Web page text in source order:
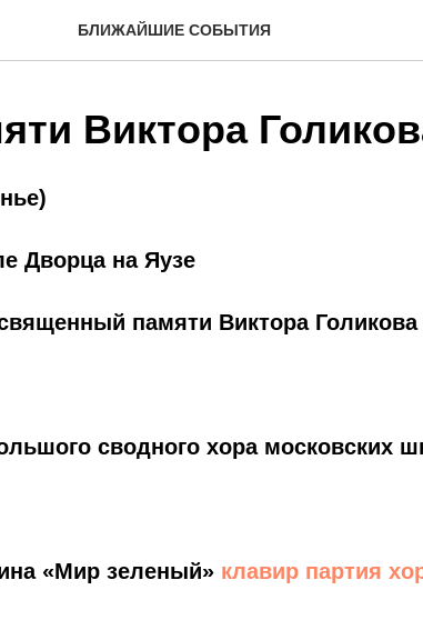
БЛИЖАЙШИЕ СОБЫТИЯ
Виктора
Дворца на Яузе
памяти Виктора Голикова
сводного хора московских
«Мир зеленый» клавир партия